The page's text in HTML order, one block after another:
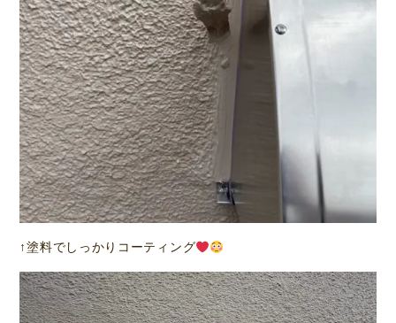
↑塗料でしっかりコーティング